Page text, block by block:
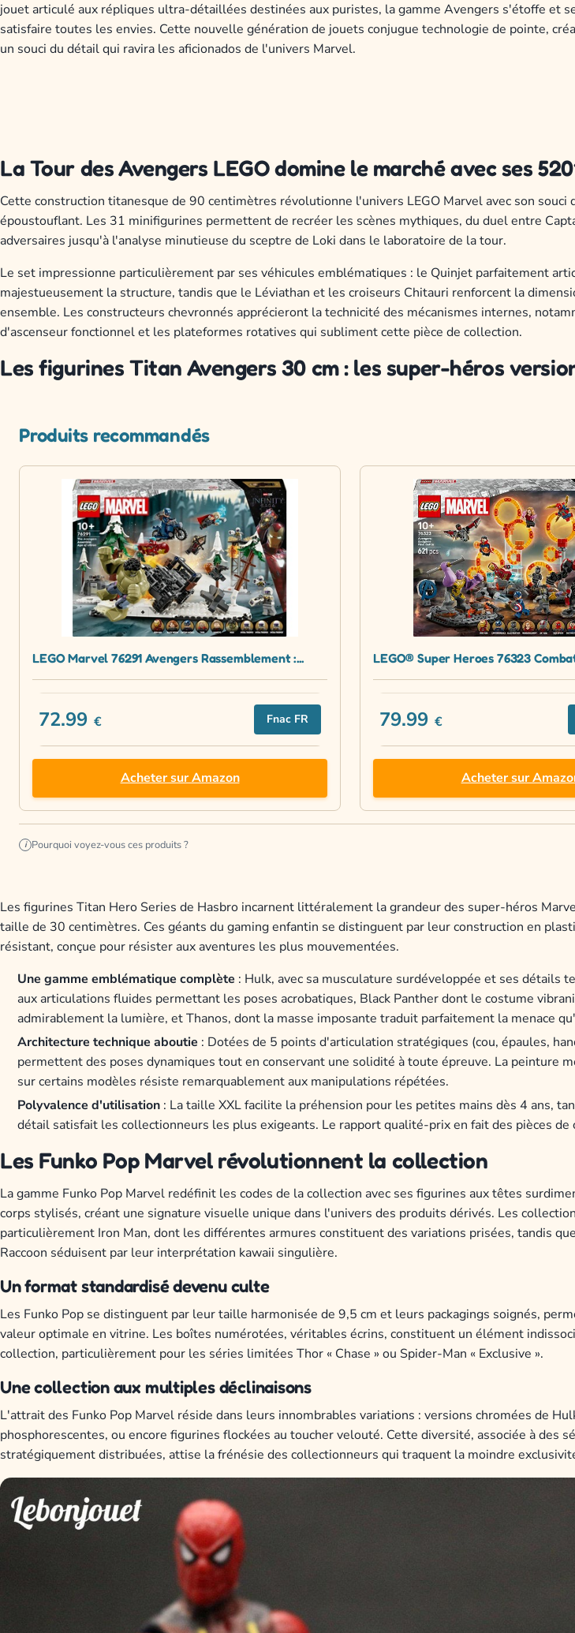
jouet articulé aux répliques ultra-détaillées destinées aux puristes, la gamme Avengers s'étoffe et
satisfaire toutes les envies. Cette nouvelle génération de jouets conjugue technologie de pointe,
un souci du détail qui ravira les aficionados de l'univers Marvel.
La Tour des Avengers LEGO domine le marché avec ses
Cette construction titanesque de 90 centimètres révolutionne l'univers LEGO Marvel avec son souci
époustouflant. Les 31 minifigurines permettent de recréer les scènes mythiques, du duel entre
adversaires jusqu'à l'analyse minutieuse du sceptre de Loki dans le laboratoire de la tour.
Le set impressionne particulièrement par ses véhicules emblématiques : le Quinjet parfaitement
majestueusement la structure, tandis que le Léviathan et les croiseurs Chitauri renforcent la
ensemble. Les constructeurs chevronnés apprécieront la technicité des mécanismes internes,
d'ascenseur fonctionnel et les plateformes rotatives qui subliment cette pièce de collection.
Les figurines Titan Avengers 30 cm : les super-héros
Produits recommandés
LEGO Marvel 76291 Avengers Rassemblement :...
72.99 € Fnac FR
Acheter sur Amazon
LEGO® Super Heroes 76323
79.99 €
Acheter sur
i Pourquoi voyez-vous ces produits ?
Les figurines Titan Hero Series de Hasbro incarnent littéralement la grandeur des super-héros
taille de 30 centimètres. Ces géants du gaming enfantin se distinguent par leur construction en
résistant, conçue pour résister aux aventures les plus mouvementées.
Une gamme emblématique complète : Hulk, avec sa musculature surdéveloppée et ses détails
aux articulations fluides permettant les poses acrobatiques, Black Panther dont le costume
admirablement la lumière, et Thanos, dont la masse imposante traduit parfaitement la menace
Architecture technique aboutie : Dotées de 5 points d'articulation stratégiques (cou, épaules,
permettent des poses dynamiques tout en conservant une solidité à toute épreuve. La peinture
sur certains modèles résiste remarquablement aux manipulations répétées.
Polyvalence d'utilisation : La taille XXL facilite la préhension pour les petites mains dès 4 ans,
détail satisfait les collectionneurs les plus exigeants. Le rapport qualité-prix en fait des pièces de
Les Funko Pop Marvel révolutionnent la collection
La gamme Funko Pop Marvel redéfinit les codes de la collection avec ses figurines aux têtes
corps stylisés, créant une signature visuelle unique dans l'univers des produits dérivés. Les
particulièrement Iron Man, dont les différentes armures constituent des variations prisées, tandis
Raccoon séduisent par leur interprétation kawaii singulière.
Un format standardisé devenu culte
Les Funko Pop se distinguent par leur taille harmonisée de 9,5 cm et leurs packagings soignés,
valeur optimale en vitrine. Les boîtes numérotées, véritables écrins, constituent un élément
collection, particulièrement pour les séries limitées Thor « Chase » ou Spider-Man « Exclusive ».
Une collection aux multiples déclinaisons
L'attrait des Funko Pop Marvel réside dans leurs innombrables variations : versions chromées de
phosphorescentes, ou encore figurines flockées au toucher velouté. Cette diversité, associée à des
stratégiquement distribuées, attise la frénésie des collectionneurs qui traquent la moindre